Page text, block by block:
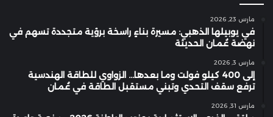
مارس 23, 2026
في يوبيلها الذهبي: مسيرة بناءٍ راسخة برؤية متجددة تسهم في
نهضة عُمان الحديثة
مارس 3, 2026
إلى 400 كيلو فولت وما بعدها… الزواوي للطاقة الهندسية
ترفع سقف التحدي وتبني مستقبل الطاقة في عُمان
مارس 31, 2026